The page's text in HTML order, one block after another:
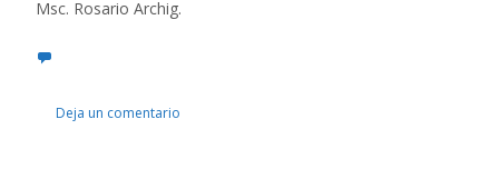
Msc. Rosario Archig.
Deja un comentario